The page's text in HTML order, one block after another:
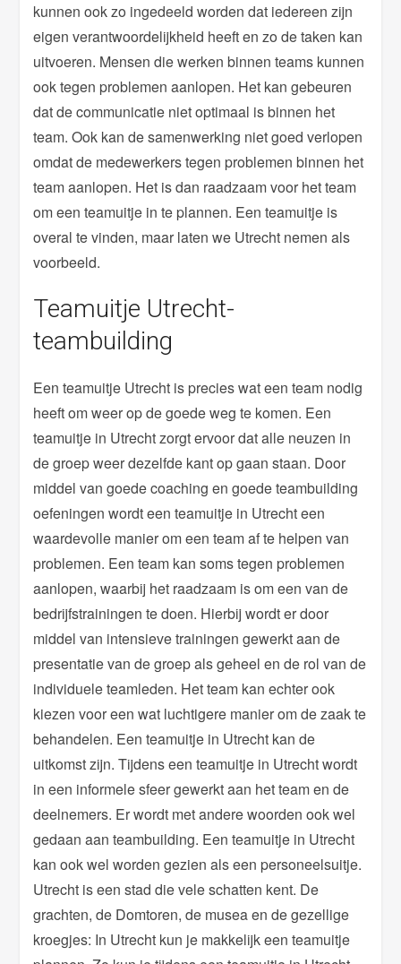
kunnen ook zo ingedeeld worden dat iedereen zijn
eigen verantwoordelijkheid heeft en zo de taken kan
uitvoeren. Mensen die werken binnen teams kunnen
ook tegen problemen aanlopen. Het kan gebeuren
dat de communicatie niet optimaal is binnen het
team. Ook kan de samenwerking niet goed verlopen
omdat de medewerkers tegen problemen binnen het
team aanlopen. Het is dan raadzaam voor het team
om een teamuitje in te plannen. Een teamuitje is
overal te vinden, maar laten we Utrecht nemen als
voorbeeld.
Teamuitje Utrecht-
teambuilding
Een teamuitje Utrecht is precies wat een team nodig
heeft om weer op de goede weg te komen. Een
teamuitje in Utrecht zorgt ervoor dat alle neuzen in
de groep weer dezelfde kant op gaan staan. Door
middel van goede coaching en goede teambuilding
oefeningen wordt een teamuitje in Utrecht een
waardevolle manier om een team af te helpen van
problemen. Een team kan soms tegen problemen
aanlopen, waarbij het raadzaam is om een van de
bedrijfstrainingen te doen. Hierbij wordt er door
middel van intensieve trainingen gewerkt aan de
presentatie van de groep als geheel en de rol van de
individuele teamleden. Het team kan echter ook
kiezen voor een wat luchtigere manier om de zaak te
behandelen. Een teamuitje in Utrecht kan de
uitkomst zijn. Tijdens een teamuitje in Utrecht wordt
in een informele sfeer gewerkt aan het team en de
deelnemers. Er wordt met andere woorden ook wel
gedaan aan teambuilding. Een teamuitje in Utrecht
kan ook wel worden gezien als een personeelsuitje.
Utrecht is een stad die vele schatten kent. De
grachten, de Domtoren, de musea en de gezellige
kroegjes: In Utrecht kun je makkelijk een teamuitje